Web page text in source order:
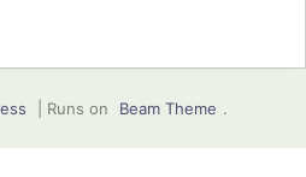
Runs on Beam Theme .